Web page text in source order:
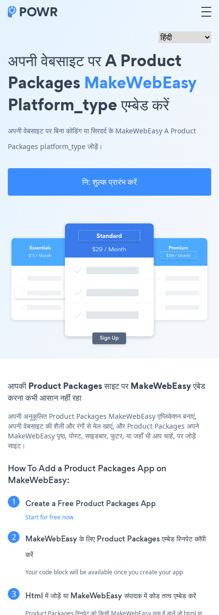
अपनी वेबसाइट पर A Product
Packages MakeWebEasy
Platform_type एम्बेड करें
अपनी वेबसाइट पर बिना कोडिंग या सिरदर्द के MakeWebEasy A Product
Packages platform_type जोड़ें।
नि: शुल्क प्रारंभ करें
आपकी Product Packages साइट पर MakeWebEasy एंबेड
करना कभी आसान नहीं रहा
अपनी अनुकूलित Product Packages MakeWebEasy एप्लिकेशन बनाएं,
अपनी वेबसाइट की शैली और रंगों से मेल खाएं, और Product Packages अपने
MakeWebEasy पृष्ठ, पोस्ट, साइडबार, फुटर, या जहाँ भी आप चाहें, पर जोड़ें
साइट।
How To Add a Product Packages App on
MakeWebEasy:
Create a Free Product Packages App
Start for free now
MakeWebEasy के लिए Product Packages एम्बेड स्निपेट कॉपी
करें
Your code block will be available once you create your app
Html में जोड़ें या MakeWebEasy संपादक में कोड तत्व एम्बेड करें